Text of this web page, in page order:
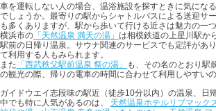
車を運転しない人の場合、温浴施設を探すときに気にな
でしょうか。最寄りの駅からシャトルバスによる送迎サ
も多くありますが、駅から歩いて行ける近さは魅力の一つ
横浜市の 「天然温泉 満天の湯」 は相模鉄道の上星川駅か
駅前の日帰り温泉。サウナ関連のサービスでも定評があ
て利用する人もみられます。
また 「西武秩父駅前温泉 祭の湯」
も、その名のとおり駅
の観光の際、帰りの電車の時間に合わせて利用しやすいの
ガイドウエイ志段味の駅近（徒歩10分以内）の温泉、日
中でも特に人気があるのは、 天然温泉ホテルリブマック